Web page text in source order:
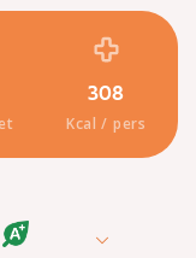
308
Kcal / pers